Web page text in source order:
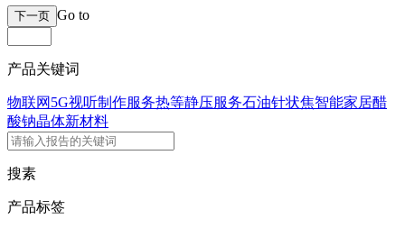
下一页 Go to
产品关键词
物联网5G视听制作服务热等静压服务石油针状焦智能家居醋
酸钠晶体新材料
搜素
产品标签